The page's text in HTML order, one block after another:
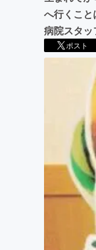
へ行くこ
病院スタッ
ポスト